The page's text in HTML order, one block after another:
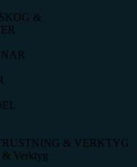
&
& VERKTYG
& Verktyg